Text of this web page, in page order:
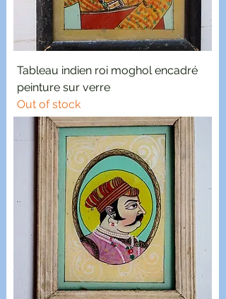
Tableau indien roi moghol encadré
peinture sur verre
Out of stock